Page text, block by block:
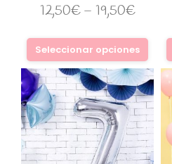
12,50€– 19,50€
Seleccionar opciones